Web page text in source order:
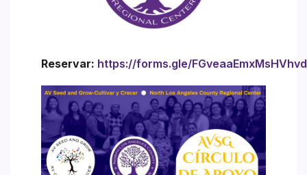
Reservar: https://forms.gle/